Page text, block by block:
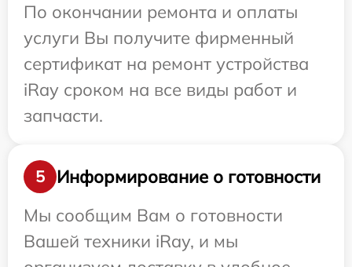
По окончании ремонта и оплаты
услуги Вы получите фирменный
сертификат на ремонт устройства
iRay сроком на все виды работ и
запчасти.
5
Информирование о готовности
Мы сообщим Вам о готовности
Вашей техники iRay, и мы